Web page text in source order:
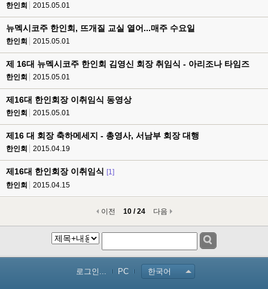
한인회 2015.05.01
뉴멕시코주 한인회, 뜨개질 교실 열어...매주 수요일
한인회 2015.05.01
제 16대 뉴멕시코주 한인회 김영신 회장 취임식 - 아리조나 타임즈
한인회 2015.05.01
제16대 한인회장 이취임식 동영상
한인회 2015.05.01
제16 대 회장 축하메세지 - 총영사, 서남부 회장 대행
한인회 2015.04.19
제16대 한인회장 이취임식 [1]
한인회
2015.04.15
이전 10 / 24 다음
로그인... PC 한국어